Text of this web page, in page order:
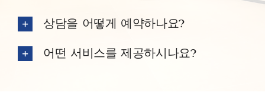
상담을 어떻게 예약하나요?
어떤 서비스를 제공하시나요?